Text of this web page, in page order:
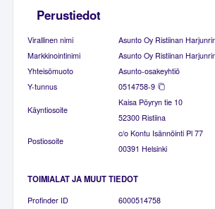
Perustiedot
Virallinen nimi
Asunto Oy Ristiinan
Markkinointinimi
Asunto Oy Ristiinan
Yhteisömuoto
Asunto-osakeyhtiö
Y-tunnus
0514758-9
Käyntiosoite
Kaisa Pöyryn tie 10
52300 Ristiina
Postiosoite
c/o Kontu Isännöinti Pl 77
00391 Helsinki
TOIMIALAT JA MUUT TIEDOT
Profinder ID
6000514758